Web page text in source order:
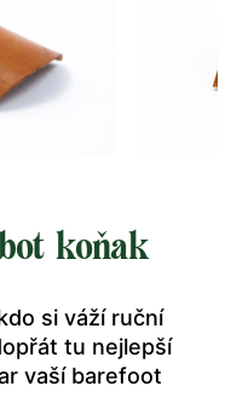
koňak
si váží ruční
tu nejlepší
vaší barefoot